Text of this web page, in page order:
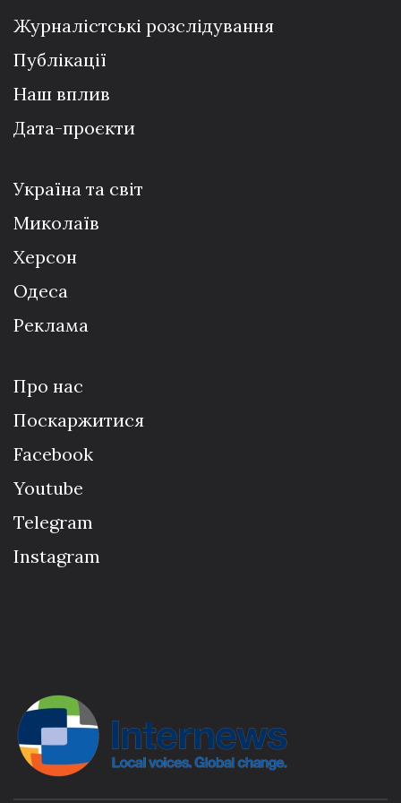
Журналістські розслідування
Публікації
Наш вплив
Дата-проєкти
Україна та світ
Миколаїв
Херсон
Одеса
Реклама
Про нас
Поскаржитися
Facebook
Youtube
Telegram
Instagram